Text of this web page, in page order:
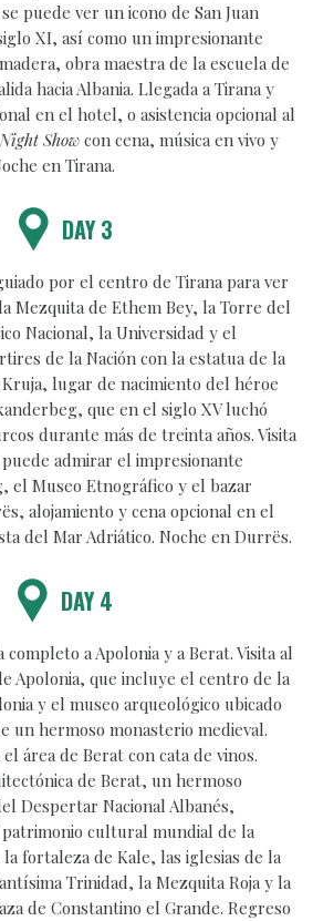
puede ver un icono de San Juan
XI, así como un impresionante
obra maestra de la escuela de
hacia Albania. Llegada a Tirana y
en el hotel, o asistencia opcional al
Show con cena, música en vivo y
en Tirana.
DAY 3
por el centro de Tirana para ver
Mezquita de Ethem Bey, la Torre del
Nacional, la Universidad y el
de la Nación con la estatua de la
Kruja, lugar de nacimiento del héroe
que en el siglo XV luchó
durante más de treinta años. Visita
admirar el impresionante
el Museo Etnográfico y el bazar
alojamiento y cena opcional en el
del Mar Adriático. Noche en Durrës.
DAY 4
completo a Apolonia y a Berat. Visita al
Apolonia, que incluye el centro de la
y el museo arqueológico ubicado
un hermoso monasterio medieval.
área de Berat con cata de vinos.
de Berat, un hermoso
Despertar Nacional Albanés,
cultural mundial de la
fortaleza de Kale, las iglesias de la
Trinidad, la Mezquita Roja y la
de Constantino el Grande. Regreso